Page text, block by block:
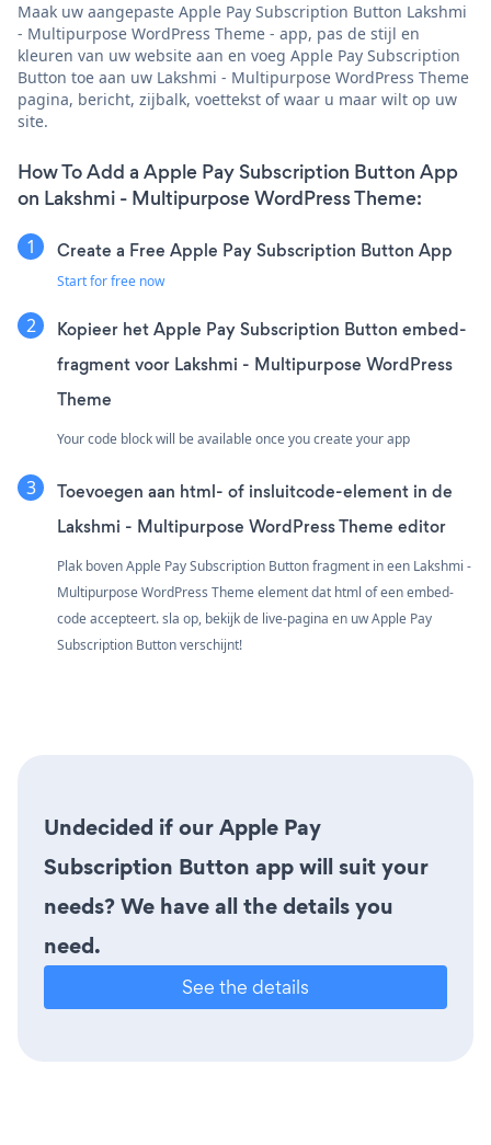
Maak uw aangepaste Apple Pay Subscription Button Lakshmi
- Multipurpose WordPress Theme - app, pas de stijl en
kleuren van uw website aan en voeg Apple Pay Subscription
Button toe aan uw Lakshmi - Multipurpose WordPress Theme
pagina, bericht, zijbalk, voettekst of waar u maar wilt op uw
site.
How To Add a Apple Pay Subscription Button App
on Lakshmi - Multipurpose WordPress Theme:
Create a Free Apple Pay Subscription Button App
Start for free now
Kopieer het Apple Pay Subscription Button embed-
fragment voor Lakshmi - Multipurpose WordPress
Theme
Your code block will be available once you create your app
Toevoegen aan html- of insluitcode-element in de
Lakshmi - Multipurpose WordPress Theme editor
Plak boven Apple Pay Subscription Button fragment in een Lakshmi -
Multipurpose WordPress Theme element dat html of een embed-
code accepteert. sla op, bekijk de live-pagina en uw Apple Pay
Subscription Button verschijnt!
Undecided if our Apple Pay
Subscription Button app will suit your
needs? We have all the details you
need.
See the details